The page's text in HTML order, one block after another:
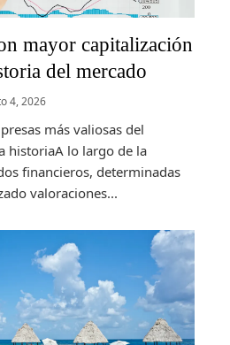
mayor capitalización
del mercado
4, 2026
más valiosas del
historiaA lo largo de la
financieros, determinadas
valoraciones...